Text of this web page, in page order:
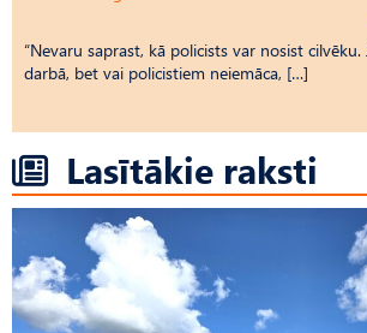
“Nevaru saprast, kā policists var nosist cilvēku.
darbā, bet vai policistiem neiemāca, […]
Lasītākie raksti